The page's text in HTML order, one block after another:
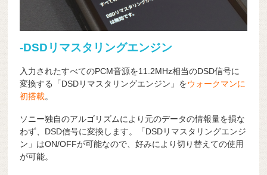
-DSDリマスタリングエンジン
入力されたすべてのPCM音源を11.2MHz相当のDSD信号に
変換する「DSDリマスタリングエンジン」をウォークマンに
初搭載。
ソニー独自のアルゴリズムにより元のデータの情報量を損な
わず、DSD信号に変換します。「DSDリマスタリングエンジ
ン」はON/OFFが可能なので、好みにより切り替えての使用
が可能。